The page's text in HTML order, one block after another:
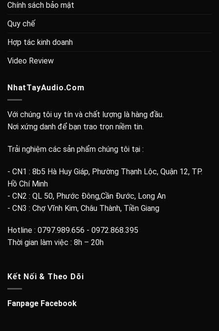
Chính sách bảo mật
Quy chế
Hợp tác kinh doanh
Video Review
NhatTayAudio.Com
Với chúng tôi uy tín và chất lượng là hàng đầu.
Nơi xứng danh để bạn trao trọn niềm tin.
Trải nghiệm các sản phẩm chúng tôi tại :
- CN1 : 8b5 Hà Huy Giáp, Phường Thạnh Lộc, Quận 12, TP.
Hồ Chí Minh
- CN2 : QL 50, Phước Đông,Cần Đước, Long An
- CN3 : Chợ Vĩnh Kim, Châu Thành, Tiền Giang
Hotline : 0797.989.656 - 0972.868.395
Thời gian làm việc : 8h – 20h
Kết Nối & Theo Dõi
Fanpage Facebook